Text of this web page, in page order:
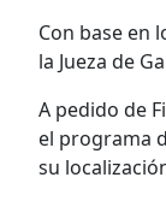
Con base en
la Jueza de
A pedido de
el programa
su